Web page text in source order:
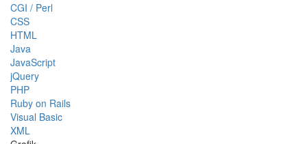
CGI / Perl
CSS
HTML
Java
JavaScript
jQuery
PHP
Ruby on Rails
Visual Basic
XML